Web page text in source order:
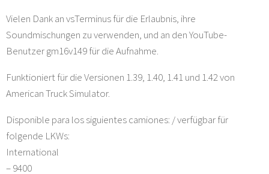
Vielen Dank an vsTerminus für die Erlaubnis, ihre
Soundmischungen zu verwenden, und an den YouTube-
Benutzer gm16v149 für die Aufnahme.
Funktioniert für die Versionen 1.39, 1.40, 1.41 und 1.42 von
American Truck Simulator.
Disponible para los siguientes camiones: / verfügbar für
folgende LKWs:
International
– 9400